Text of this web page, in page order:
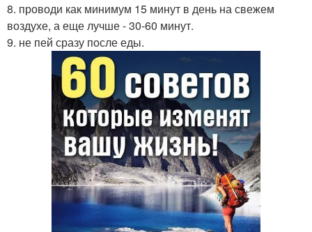
8. проводи как минимум 15 минут в день на свежем
воздухе, а еще лучше - 30-60 минут.
9. не пей сразу после еды.